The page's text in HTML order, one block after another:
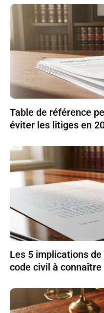
Table de référence
éviter les litiges en
Les 5 implications
code civil à connaître